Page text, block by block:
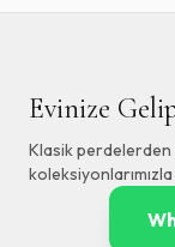
Evinize
Klasik perdelerden